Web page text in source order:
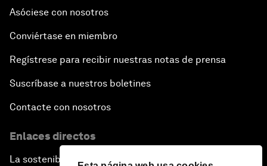
Asóciese con nosotros
Conviértase en miembro
Regístrese para recibir nuestras notas de prensa
Suscríbase a nuestros boletines
Contacte con nosotros
Enlaces directos
La sostenibilidad en el Foro